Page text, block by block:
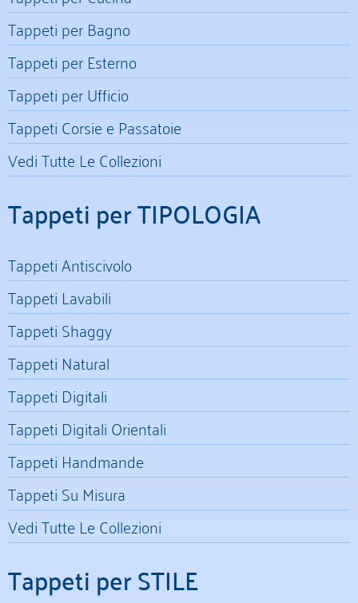
Tappeti per Bagno
Tappeti per Esterno
Tappeti per Ufficio
Tappeti Corsie e Passatoie
Vedi Tutte Le Collezioni
Tappeti per TIPOLOGIA
Tappeti Antiscivolo
Tappeti Lavabili
Tappeti Shaggy
Tappeti Natural
Tappeti Digitali
Tappeti Digitali Orientali
Tappeti Handmande
Tappeti Su Misura
Vedi Tutte Le Collezioni
Tappeti per STILE